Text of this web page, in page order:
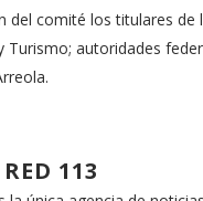
del comité los titulares
Turismo; autoridades
113